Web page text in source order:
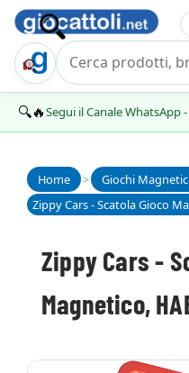
Trova Regalo
🔍🔥Segui il Canale
Home > Giochi
Zippy Cars -
Magnetico,